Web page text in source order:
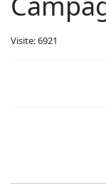
Visite: 6921